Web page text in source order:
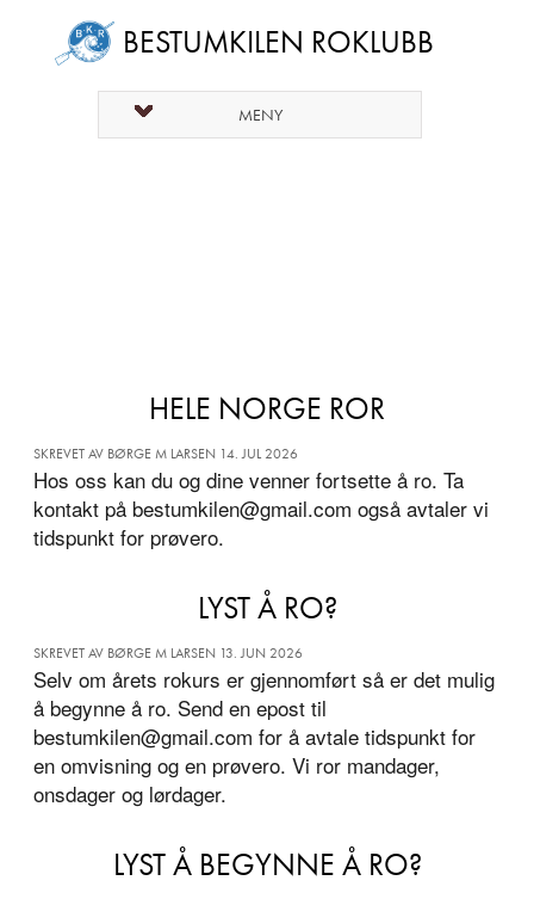
BESTUMKILEN ROKLUBB
MENY
HELE NORGE ROR
SKREVET AV BØRGE M LARSEN 14. JUL 2026
Hos oss kan du og dine venner fortsette å ro. Ta
kontakt på bestumkilen@gmail.com også avtaler vi
tidspunkt for prøvero.
LYST Å RO?
SKREVET AV BØRGE M LARSEN 13. JUN 2026
Selv om årets rokurs er gjennomført så er det mulig
å begynne å ro. Send en epost til
bestumkilen@gmail.com for å avtale tidspunkt for
en omvisning og en prøvero. Vi ror mandager,
onsdager og lørdager.
LYST Å BEGYNNE Å RO?